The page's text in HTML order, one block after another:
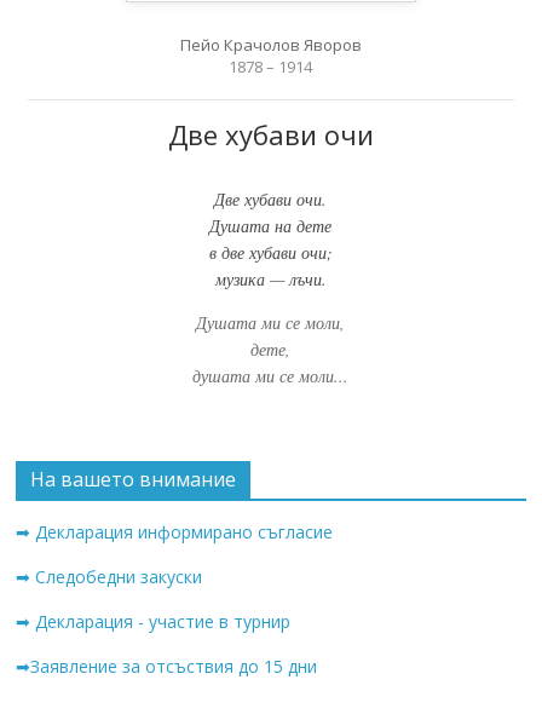
Пейо Крачолов Яворов
1878 – 1914
Две хубави очи
Две хубави очи.
Душата на дете
в две хубави очи;
музика — лъчи.
Душата ми се моли,
дете,
душата ми се моли...
На вашето внимание
➡ Декларация информирано съгласие
➡ Следобедни закуски
➡ Декларация - участие в турнир
➡Заявление за отсъствия до 15 дни